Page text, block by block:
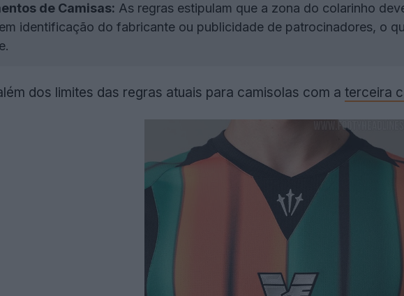
de Camisas: As regras estipulam que a zona do colarinho
identificação do fabricante ou publicidade de patrocinadores, o
dos limites das regras atuais para camisolas com a terceira